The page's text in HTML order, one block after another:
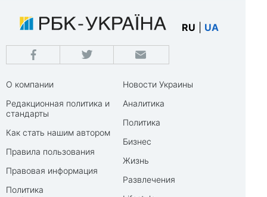
RU UA
О компании
Редакционная политика и
стандарты
Как стать нашим автором
Правила пользования
Правовая информация
Политика
Новости Украины
Аналитика
Политика
Бизнес
Жизнь
Развлечения